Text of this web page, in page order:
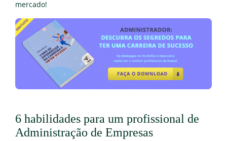
mercado!
6 habilidades para um profissional de
Administração de Empresas